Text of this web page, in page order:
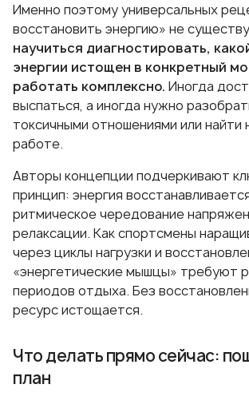
Именно поэтому универсальных
восстановить энергию» не
научиться диагностировать,
энергии истощен в конкретный
работать комплексно. Иногда
выспаться, а иногда нужно
токсичными отношениями или найти
работе.
Авторы концепции подчеркивают
принцип: энергия
ритмическое чередование
релаксации. Как спортсмены
через циклы нагрузки и
«энергетические мышцы» требуют
периодов отдыха. Без
ресурс истощается.
Что делать прямо сейчас:
план